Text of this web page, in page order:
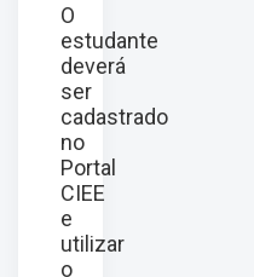
O
estudante
deverá
ser
cadastrado
no
Portal
CIEE
e
utilizar
o